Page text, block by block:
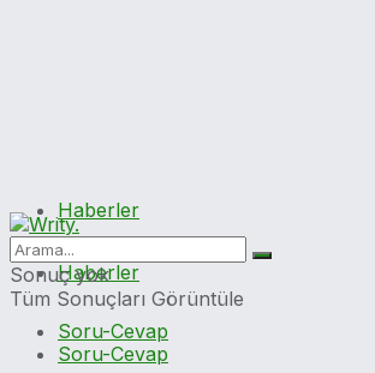
Haberler
Soru-Cevap
Haberler
Soru-Cevap
Sonuç yok
Tüm Sonuçları Görüntüle